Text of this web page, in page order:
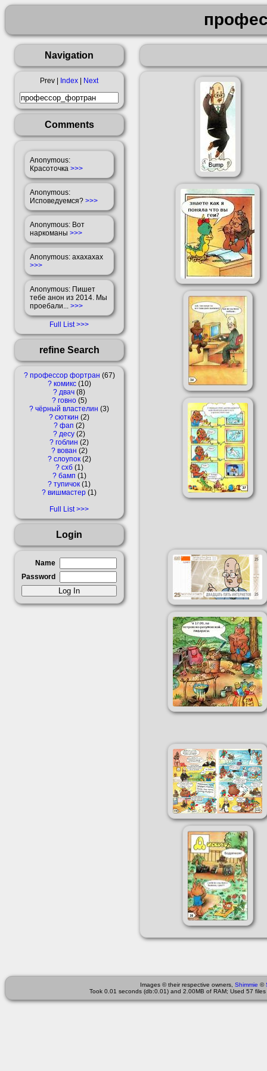
Navigation
Prev | Index Next
Comments
Anonymous:
Красоточка >>>
Anonymous:
Исповедуемся? >>>
Anonymous: Вот
наркоманы >>>
Anonymous: ахахахах
>>>
Anonymous: Пишет
тебе анон из 2014. Мы
проебали... >>>
Full List
refine Search
? профессор фортран 67
? комикс 10
? двач 8
? говно 5
? чёрный властелин 3
? сюткин 2
? фап 2
? десу 2
? гоблин 2
? вован 2
? слоупок 2
? схб 1
? бамп 1
? тупичок 1
? вишмастер 1
Full List
Login
Name
Password
Images © their respective owners, Shimmie ©
Took 0.01 seconds (db:0.01) and 2.00MB of RAM; Used 57